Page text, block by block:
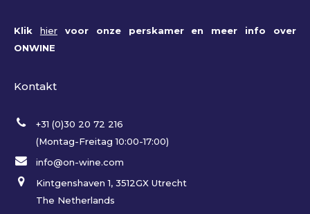
Klik hiervoor onze perskamer en meer info over
ONWINE
Kontakt
+31 (0)30 20 72 216
(Montag-Freitag 10:00-17:00)
info@on-wine.com
Kintgenshaven 1, 3512GX Utrecht
The Netherlands